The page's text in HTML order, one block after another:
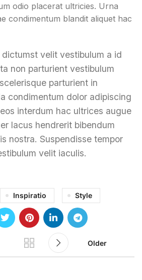
odio placerat ultricies. Urna
condimentum blandit aliquet hac
velit vestibulum a id
non parturient vestibulum
parturient in
condimentum dolor adipiscing
interdum hac ultrices augue
lacus hendrerit bibendum
nostra. Suspendisse tempor
velit iaculis.
Inspiratio Style
Older